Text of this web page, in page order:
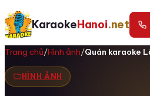
KaraokeHanoi.net
Trang chủ/Hình ảnh/Quán karaoke
HÌNH ẢNH